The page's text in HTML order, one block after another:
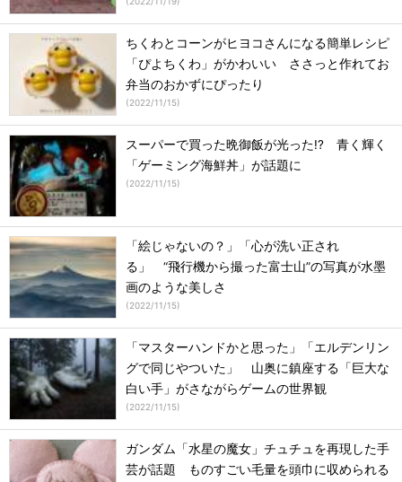
ちくわとコーンがヒヨコさんになる簡単レシピ
「ぴよちくわ」がかわいい ささっと作れてお
弁当のおかずにぴったり
(2022/11/15)
スーパーで買った晩御飯が光った!? 青く輝く
「ゲーミング海鮮丼」が話題に
(2022/11/15)
「絵じゃないの？」「心が洗い正され
る」 “飛行機から撮った富士山”の写真が水墨
画のような美しさ
(2022/11/15)
「マスターハンドかと思った」「エルデンリン
グで同じやついた」 山奥に鎮座する「巨大な
白い手」がさながらゲームの世界観
(2022/11/15)
ガンダム「水星の魔女」チュチュを再現した手
芸が話題 ものすごい毛量を頭巾に収められる